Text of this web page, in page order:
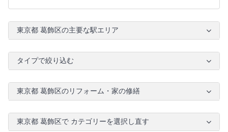
東京都 葛飾区の主要な駅エリア
タイプで絞り込む
東京都 葛飾区のリフォーム・家の修繕
東京都 葛飾区で カテゴリーを選択し直す